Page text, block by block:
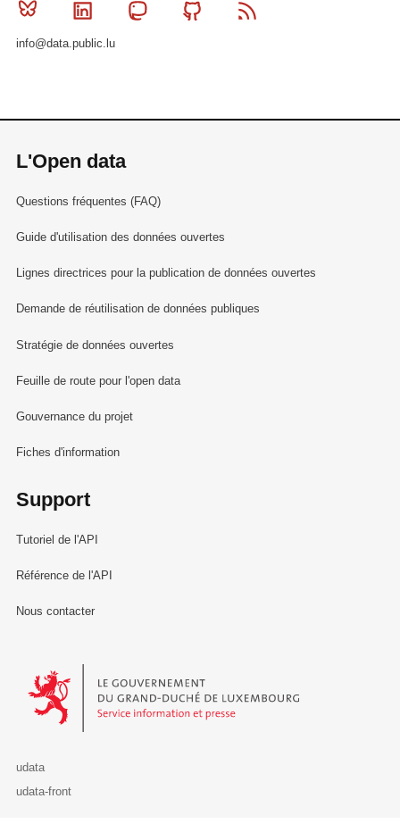
Bluesky Linkedin MastodonGithub
info@data.public.lu
L'Open data
Questions fréquentes (FAQ)
Guide d'utilisation des données ouvertes
Lignes directrices pour la publication de données ouvertes
Demande de réutilisation de données publiques
Stratégie de données ouvertes
Feuille de route pour l'open data
Gouvernance du projet
Fiches d'information
Support
Tutoriel de l'API
Référence de l'API
Nous contacter
Le Gouvernement du Grand-Duché de Luxembourg - Service
udata
udata-front